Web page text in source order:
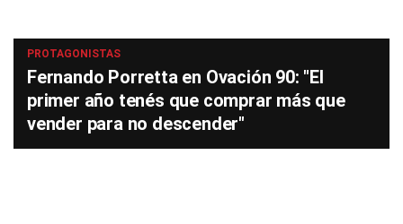
PROTAGONISTAS
Fernando Porretta en Ovación 90: "El
primer año tenés que comprar más que
vender para no descender"